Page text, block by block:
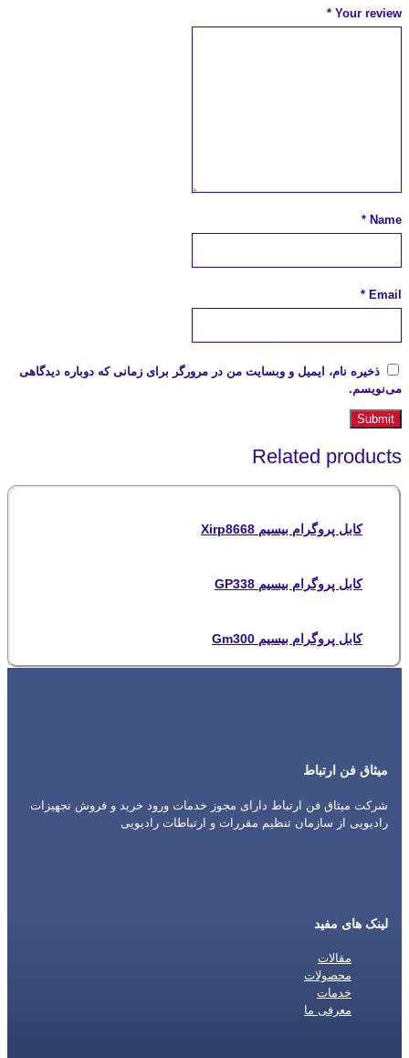
Your review
*
Name
*
Email
*
ذخیره نام، ایمیل و وبسایت من در مرورگر برای زمانی که دوباره دیدگاهی
می‌نویسم.
Related products
کابل پروگرام بیسیم Xirp8668
کابل پروگرام بیسیم GP338
کابل پروگرام بیسیم Gm300
میثاق فن ارتباط
شرکت میثاق فن ارتباط دارای مجوز خدمات ورود خرید و فروش تجهیزات
رادیویی از سازمان تنظیم مقررات و ارتباطات رادیویی
لینک های مفید
مقالات
محصولات
خدمات
معرفی ما